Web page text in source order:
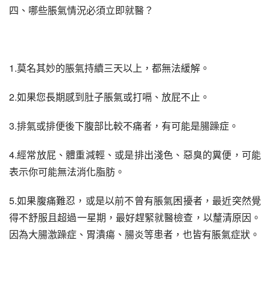
四、哪些脹氣情況必須立即就醫？
1.莫名其妙的脹氣持續三天以上，都無法緩解。
2.如果您長期感到肚子脹氣或打嗝、放屁不止。
3.排氣或排便後下腹部比較不痛者，有可能是腸躁症。
4.經常放屁、體重減輕、或是排出淺色、惡臭的糞便，可能
表示你可能無法消化脂肪。
5.如果腹痛難忍，或是以前不曾有脹氣困擾者，最近突然覺
得不舒服且超過一星期，最好趕緊就醫檢查，以釐清原因。
因為大腸激躁症、胃潰瘍、腸炎等患者，也皆有脹氣症狀。